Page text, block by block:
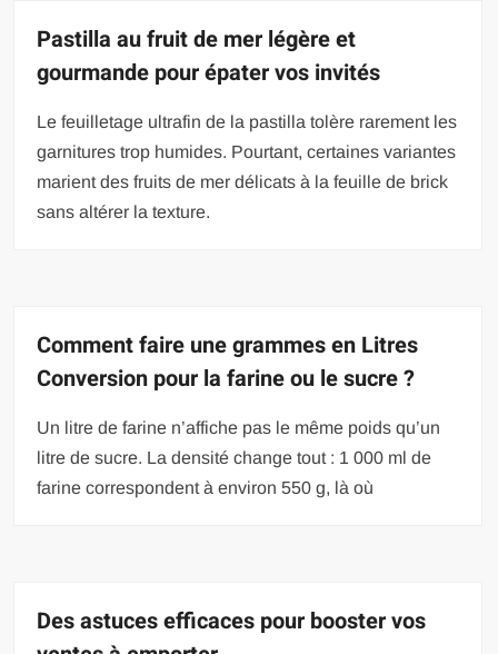
Pastilla au fruit de mer légère et
gourmande pour épater vos invités
Le feuilletage ultrafin de la pastilla tolère rarement les
garnitures trop humides. Pourtant, certaines variantes
marient des fruits de mer délicats à la feuille de brick
sans altérer la texture.
Comment faire une grammes en Litres
Conversion pour la farine ou le sucre ?
Un litre de farine n’affiche pas le même poids qu’un
litre de sucre. La densité change tout : 1 000 ml de
farine correspondent à environ 550 g, là où
Des astuces efficaces pour booster vos